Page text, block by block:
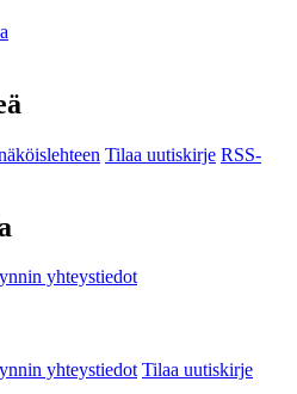
Tilaa uutiskirje RSS-
yhteystiedot
yhteystiedot Tilaa uutiskirje